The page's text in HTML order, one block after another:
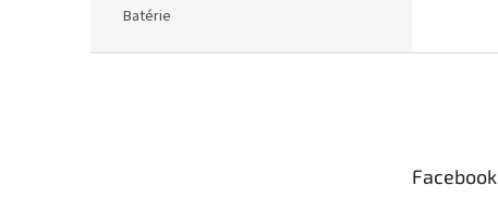
Batérie
Facebook